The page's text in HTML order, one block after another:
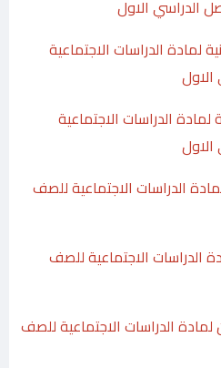
الدراسي الاول
الدراسات الاجتماعية
الدراسات الاجتماعية
الدراسات الاجتماعية للصف
الاجتماعية للصف
الدراسات الاجتماعية للصف